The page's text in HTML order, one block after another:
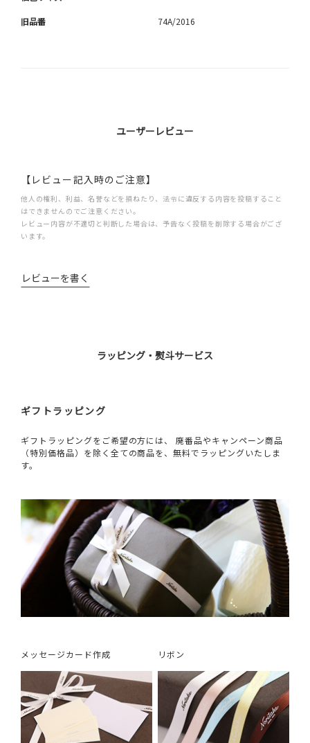
旧品番 74A/2016
ユーザーレビュー
【レビュー記入時のご注意】
他人の権利、利益、名誉などを損ねたり、法令に違反する内容を投稿すること
はできませんのでご注意ください。
レビュー内容が不適切と判断した場合は、予告なく投稿を削除する場合がござ
います。
レビューを書く
ラッピング・熨斗サービス
ギフトラッピング
ギフトラッピングをご希望の方には、 廃番品やキャンペーン商品
（特別価格品）を除く全ての商品を、無料でラッピングいたしま
す。
メッセージカード作成 リボン